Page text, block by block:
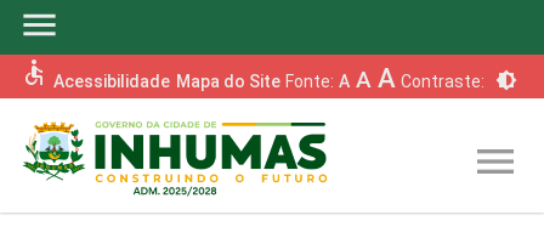
menu
accessible Acessibilidade Mapa do Site Fonte: A A A Contraste: brightness_6
menu